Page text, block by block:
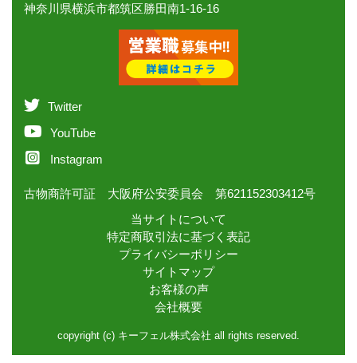
神奈川県横浜市都筑区勝田南1-16-16
Twitter
YouTube
Instagram
古物商許可証 大阪府公安委員会 第621152303412号
当サイトについて
特定商取引法に基づく表記
プライバシーポリシー
サイトマップ
お客様の声
会社概要
copyright (c) キーフェル株式会社 all rights reserved.